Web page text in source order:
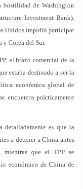
hostilidad de Washington
Investment Bank).
Unidos impidió participar
y Corea del Sur.
el brazo comercial de la
estaba destinado a ser la
económica global de
encuentra prácticamente
es que la
a detener a China antes
mientras que el TPP se
económico de China de